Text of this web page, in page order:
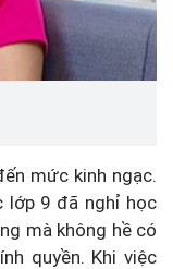
mức kinh ngạc.
lớp 9 đã nghỉ học
mà không hề có
quyền. Khi việc